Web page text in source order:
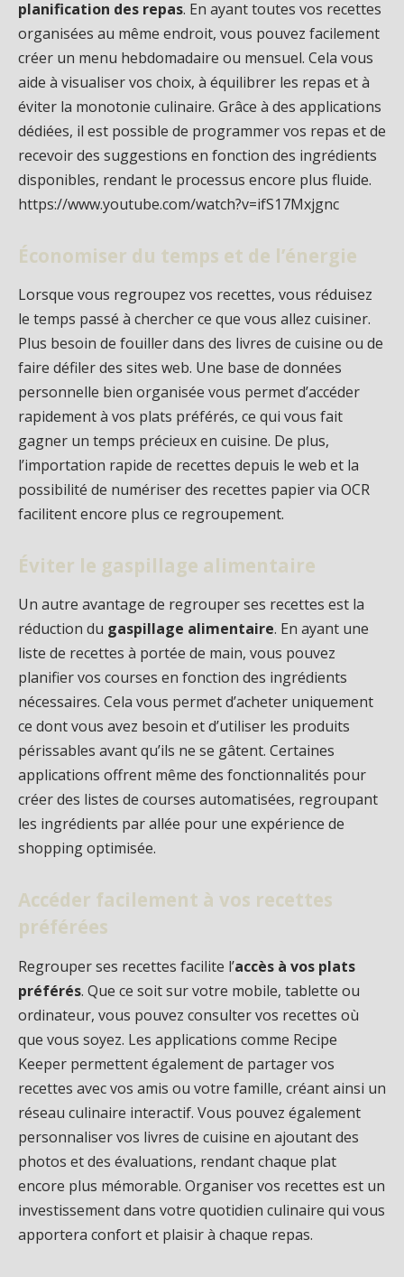
planification des repas. En ayant toutes vos recettes
organisées au même endroit, vous pouvez facilement
créer un menu hebdomadaire ou mensuel. Cela vous
aide à visualiser vos choix, à équilibrer les repas et à
éviter la monotonie culinaire. Grâce à des applications
dédiées, il est possible de programmer vos repas et de
recevoir des suggestions en fonction des ingrédients
disponibles, rendant le processus encore plus fluide.
https://www.youtube.com/watch?v=ifS17Mxjgnc
Économiser du temps et de l’énergie
Lorsque vous regroupez vos recettes, vous réduisez
le temps passé à chercher ce que vous allez cuisiner.
Plus besoin de fouiller dans des livres de cuisine ou de
faire défiler des sites web. Une base de données
personnelle bien organisée vous permet d’accéder
rapidement à vos plats préférés, ce qui vous fait
gagner un temps précieux en cuisine. De plus,
l’importation rapide de recettes depuis le web et la
possibilité de numériser des recettes papier via OCR
facilitent encore plus ce regroupement.
Éviter le gaspillage alimentaire
Un autre avantage de regrouper ses recettes est la
réduction du gaspillage alimentaire. En ayant une
liste de recettes à portée de main, vous pouvez
planifier vos courses en fonction des ingrédients
nécessaires. Cela vous permet d’acheter uniquement
ce dont vous avez besoin et d’utiliser les produits
périssables avant qu’ils ne se gâtent. Certaines
applications offrent même des fonctionnalités pour
créer des listes de courses automatisées, regroupant
les ingrédients par allée pour une expérience de
shopping optimisée.
Accéder facilement à vos recettes
préférées
Regrouper ses recettes facilite l’accès à vos plats
préférés. Que ce soit sur votre mobile, tablette ou
ordinateur, vous pouvez consulter vos recettes où
que vous soyez. Les applications comme Recipe
Keeper permettent également de partager vos
recettes avec vos amis ou votre famille, créant ainsi un
réseau culinaire interactif. Vous pouvez également
personnaliser vos livres de cuisine en ajoutant des
photos et des évaluations, rendant chaque plat
encore plus mémorable. Organiser vos recettes est un
investissement dans votre quotidien culinaire qui vous
apportera confort et plaisir à chaque repas.